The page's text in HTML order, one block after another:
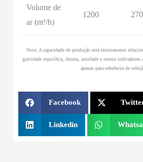
Volume de
ar (m³/h)
1200
Nota: A capacidade de produção está intimamente
gravidade específica, dureza, umidade e outros indicadores
apenas para referência de
Facebook
Linkedin